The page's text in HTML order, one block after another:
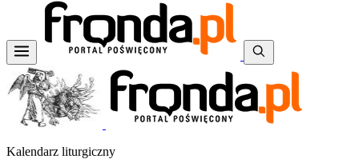
Kalendarz liturgiczny